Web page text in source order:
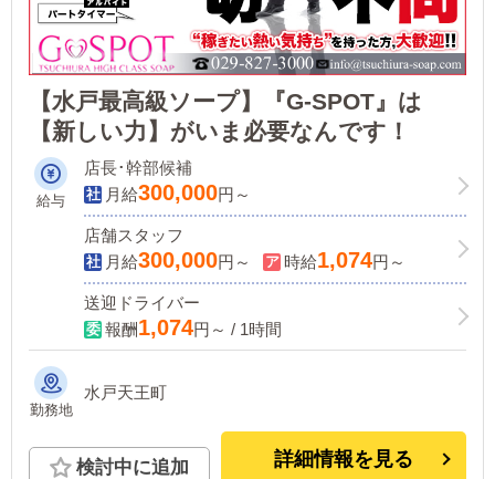
【水戸最高級ソープ】『G-SPOT』は
【新しい力】がいま必要なんです！
給与
店長･幹部候補
月給300,000円～
店舗スタッフ
月給300,000円～ 時給1,074円～
送迎ドライバー
報酬1,074円～ / 1時間
勤務地
水戸天王町
検討中に追加 詳細情報を見る